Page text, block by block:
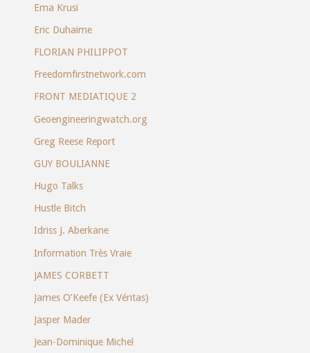
Ema Krusi
Eric Duhaime
FLORIAN PHILIPPOT
Freedomfirstnetwork.com
FRONT MEDIATIQUE 2
Geoengineeringwatch.org
Greg Reese Report
GUY BOULIANNE
Hugo Talks
Hustle Bitch
Idriss J. Aberkane
Information Très Vraie
JAMES CORBETT
James O’Keefe (Ex Véritas)
Jasper Mader
Jean-Dominique Michel